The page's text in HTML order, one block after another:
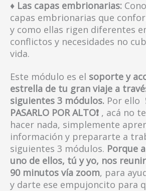
♦ Las capas embrionarias:
capas embrionarias que
y como ellas rigen diferentes
conflictos y necesidades no
vida.
Este módulo es el soporte y
estrella de tu gran viaje a
siguientes 3 módulos. Por ello
PASARLO POR ALTO❗ , acá no
hacer nada, simplemente
información y prepararte a
siguientes 3 módulos. Porque
uno de ellos, tú y yo, nos
90 minutos vía zoom, para
y darte ese empujoncito para